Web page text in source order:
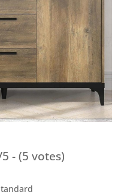
- (5 votes)